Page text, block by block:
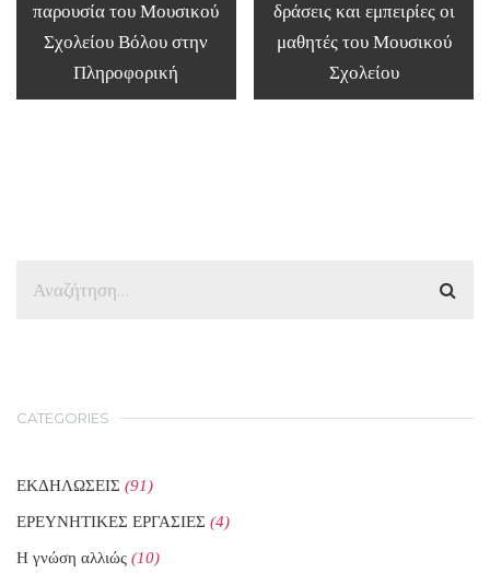
παρουσία του Μουσικού
Σχολείου Βόλου στην
Πληροφορική
δράσεις και εμπειρίες οι
μαθητές του Μουσικού
Σχολείου
CATEGORIES
ΕΚΔΗΛΩΣΕΙΣ (91)
ΕΡΕΥΝΗΤΙΚΕΣ ΕΡΓΑΣΙΕΣ (4)
Η γνώση αλλιώς (10)